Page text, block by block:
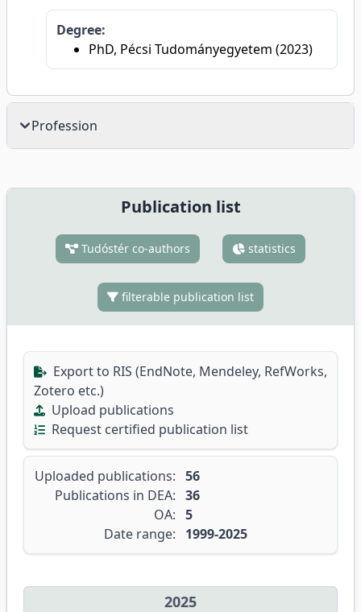
Degree:
PhD, Pécsi Tudományegyetem (2023)
Profession
Publication list
Tudóstér co-authors statistics
filterable publication list
Export to RIS (EndNote, Mendeley, RefWorks,
Zotero etc.)
Upload publications
Request certified publication list
Uploaded publications: 56
Publications in DEA: 36
OA: 5
Date range:
1999-2025
2025